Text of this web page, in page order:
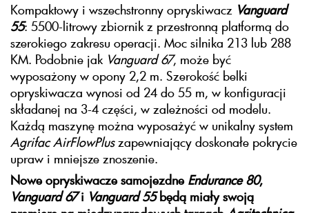
Kompaktowy i wszechstronny opryskiwacz Vanguard
55: 5500-litrowy zbiornik z przestronną platformą do
szerokiego zakresu operacji. Moc silnika 213 lub 288
KM. Podobnie jak Vanguard 67, może być
wyposażony w opony 2,2 m. Szerokość belki
opryskiwacza wynosi od 24 do 55 m, w konfiguracji
składanej na 3-4 części, w zależności od modelu.
Każdą maszynę można wyposażyć w unikalny system
Agrifac AirFlowPluszapewniający doskonałe pokrycie
upraw i mniejsze znoszenie.
Nowe opryskiwacze samojezdne Endurance 80,
Vanguard 67i Vanguard 55będą miały swoją